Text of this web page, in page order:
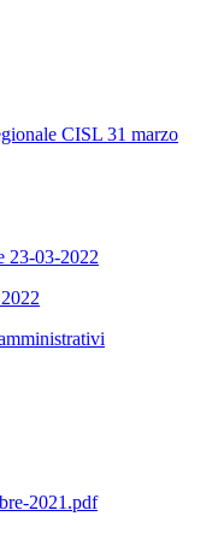
CISL 31 marzo
23-03-2022
2021.pdf